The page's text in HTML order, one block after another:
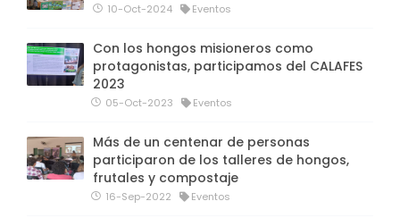
10-Oct-2024 Eventos
Con los hongos misioneros como
protagonistas, participamos del CALAFES
2023
05-Oct-2023 Eventos
Más de un centenar de personas
participaron de los talleres de hongos,
frutales y compostaje
16-Sep-2022 Eventos